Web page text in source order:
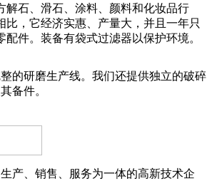
解石、滑石、涂料、颜料和化妆品行
比，它经济实惠、产量大，并且一年只
配件。装备有袋式过滤器以保护环境。
的研磨生产线。我们还提供独立的破碎
备件。
产、销售、服务为一体的高新技术企